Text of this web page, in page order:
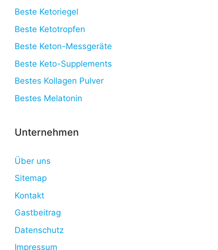
Beste Ketoriegel
Beste Ketotropfen
Beste Keton-Messgeräte
Beste Keto-Supplements
Bestes Kollagen Pulver
Bestes Melatonin
Unternehmen
Über uns
Sitemap
Kontakt
Gastbeitrag
Datenschutz
Impressum